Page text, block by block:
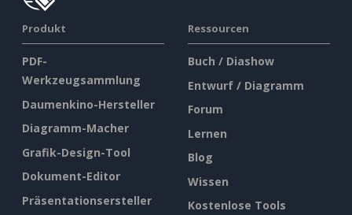
Produkt
PDF-
Werkzeugsammlung
Daumenkino-Hersteller
Diagramm-Macher
Grafik-Design-Tool
Dokument-Editor
Präsentationsersteller
Ressourcen
Buch / Diashow
Entwurf / Diagramm
Forum
Lernen
Blog
Wissen
Kostenlose Tools